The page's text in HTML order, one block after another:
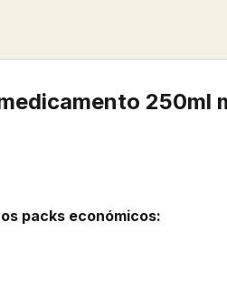
250ml
packs económicos: